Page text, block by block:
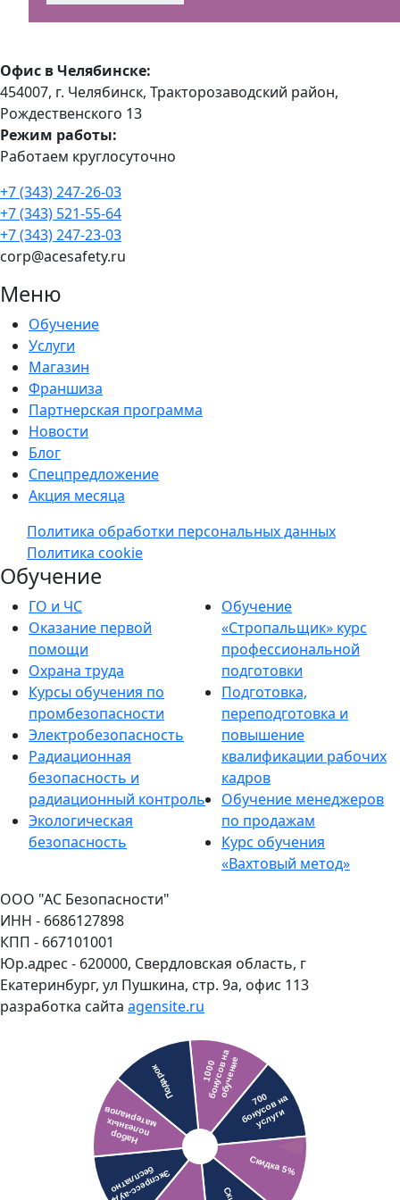
Офис в Челябинске:
454007, г. Челябинск, Тракторозаводский район, ​
Рождественского 13​
Режим работы:
Работаем круглосуточно
+7 (343) 247-26-03
+7 (343) 521-55-64
+7 (343) 247-23-03
corp@acesafety.ru
Меню
Обучение
Услуги
Магазин
Франшиза
Партнерская программа
Новости
Блог
Спецпредложение
Акция месяца
Политика обработки персональных данных
Политика cookie
Обучение
ГО и ЧС
Оказание первой
помощи
Охрана труда
Курсы обучения по
промбезопасности
Электробезопасность
Радиационная
безопасность и
радиационный контроль
Экологическая
безопасность
Обучение
«Стропальщик» курс
профессиональной
подготовки
Подготовка,
переподготовка и
повышение
квалификации рабочих
кадров
Обучение менеджеров
по продажам
Курс обучения
«Вахтовый метод»
ООО "АС Безопасности"
ИНН - 6686127898
КПП - 667101001
Юр.адрес - 620000, Свердловская область, г
Екатеринбург, ул Пушкина, стр. 9а, офис 113
разработка сайта agensite.ru